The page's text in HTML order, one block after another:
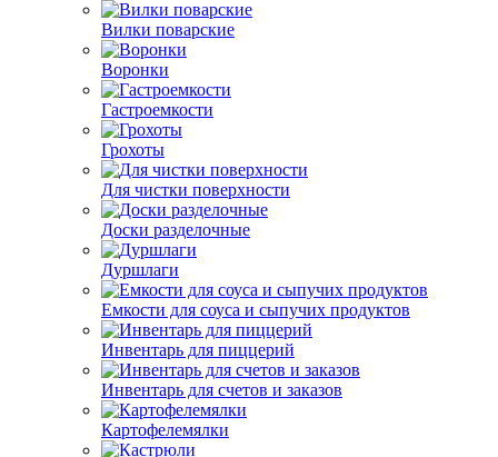
Вилки поварские
Воронки
Гастроемкости
Грохоты
Для чистки поверхности
Доски разделочные
Дуршлаги
Емкости для соуса и сыпучих продуктов
Инвентарь для пиццерий
Инвентарь для счетов и заказов
Картофелемялки